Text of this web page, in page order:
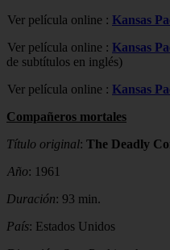
Ver película online : Kansas
Ver película online : Kansas
de subtítulos en inglés)
Ver película online : Kansas
Compañeros mortales
Título original: The Deadly
Año: 1961
Duración: 93 min.
País: Estados Unidos